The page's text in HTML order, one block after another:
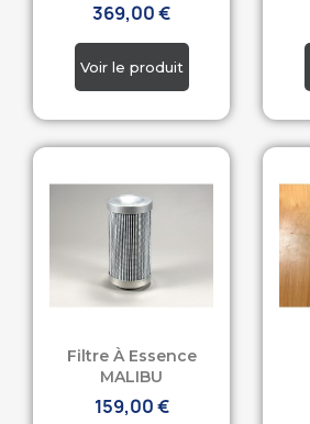
369,00 €
Filtre À Essence
MALIBU
159,00 €